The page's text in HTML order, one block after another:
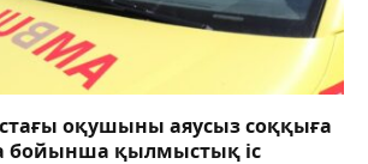
оқушыны аяусыз соққыға
бойынша қылмыстық іс